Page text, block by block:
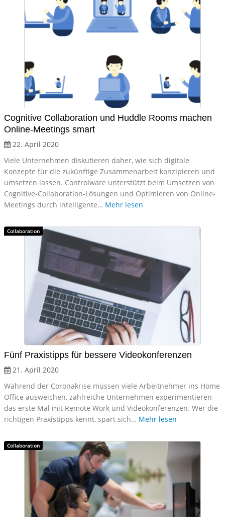
Cognitive Collaboration und Huddle Rooms machen
Online-Meetings smart
22. April 2020
Viele Unternehmen diskutieren daher, wie sich digitale
Konzepte für die zukünftige Zusammenarbeit konzipieren und
umsetzen lassen. Controlware unterstützt beim Umsetzen von
Cognitive-Collaboration-Lösungen und Optimieren von Online-
Meetings durch intelligente… Mehr lesen
Collaboration
Fünf Praxistipps für bessere Videokonferenzen
21. April 2020
Während der Coronakrise müssen viele Arbeitnehmer ins Home
Office ausweichen, zahlreiche Unternehmen experimentieren
das erste Mal mit Remote Work und Videokonferenzen. Wer die
richtigen Praxistipps kennt, spart sich… Mehr lesen
Collaboration